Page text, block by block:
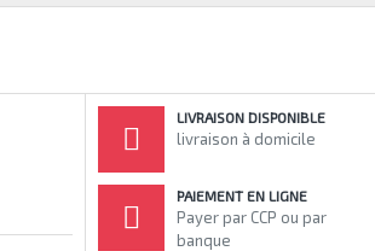
LIVRAISON DISPONIBLE
livraison à domicile
PAIEMENT EN LIGNE
Payer par CCP ou par
banque